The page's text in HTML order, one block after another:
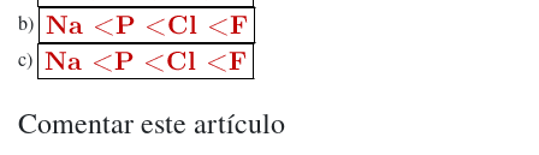
b)
c)
Comentar este artículo